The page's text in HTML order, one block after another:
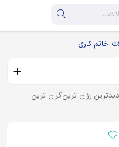
خاتم کاری
ارزان ترینگران ترین